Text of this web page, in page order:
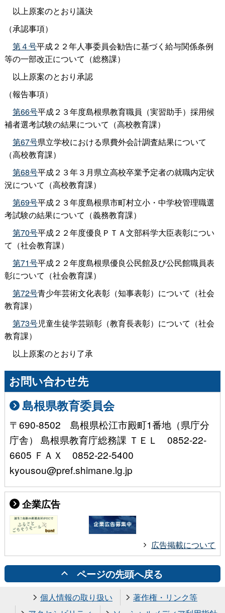
以上原案のとおり議決
（承認事項）
第４号平成２２年人事委員会勧告に基づく給与関係条例
等の一部改正について（総務課）
以上原案のとおり承認
（報告事項）
第66号平成２３年度島根県教育職員（実習助手）採用候
補者選考試験の結果について（高校教育課）
第67号県立学校における県費外会計調査結果について
（高校教育課）
第68号平成２３年３月県立高校卒業予定者の就職内定状
況について（高校教育課）
第69号平成２３年度島根県市町村立小・中学校管理職選
考試験の結果について（義務教育課）
第70号平成２２年度優良ＰＴＡ文部科学大臣表彰につい
て（社会教育課）
第71号平成２２年度島根県優良公民館及び公民館職員表
彰について（社会教育課）
第72号青少年芸術文化表彰（知事表彰）について（社会
教育課）
第73号児童生徒学芸顕彰（教育長表彰）について（社会
教育課）
以上原案のとおり了承
お問い合わせ先
島根県教育委員会
〒690-8502 島根県松江市殿町1番地（県庁分
庁舎） 島根県教育庁総務課 ＴＥＬ 0852-22-
6605 ＦＡＸ 0852-22-5400
kyousou@pref.shimane.lg.jp
企業広告
広告掲載について
ページの先頭へ戻る
個人情報の取り扱い
著作権・リンク等